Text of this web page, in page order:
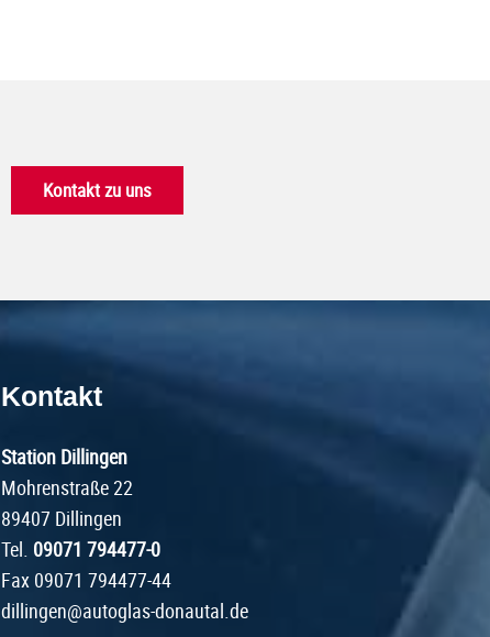
Kontakt zu uns
Kontakt
Station Dillingen
Mohrenstraße 22
89407 Dillingen
Tel. 09071 794477-0
Fax 09071 794477-44
dillingen@autoglas-donautal.de